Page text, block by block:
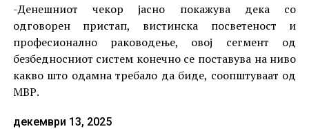
-Денешниот чекор јасно покажува дека со
одговорен пристап, вистинска посветеност и
професионално раководење, овој сегмент од
безбедносниот систем конечно се поставува на ниво
какво што одамна требало да биде, соопштуваат од
МВР.
декември 13, 2025